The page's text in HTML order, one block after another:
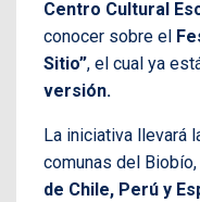
Centro Cultural
conocer sobre el
Sitio”, el cual ya
versión.
La iniciativa llevará
comunas del Biobío,
de Chile, Perú y